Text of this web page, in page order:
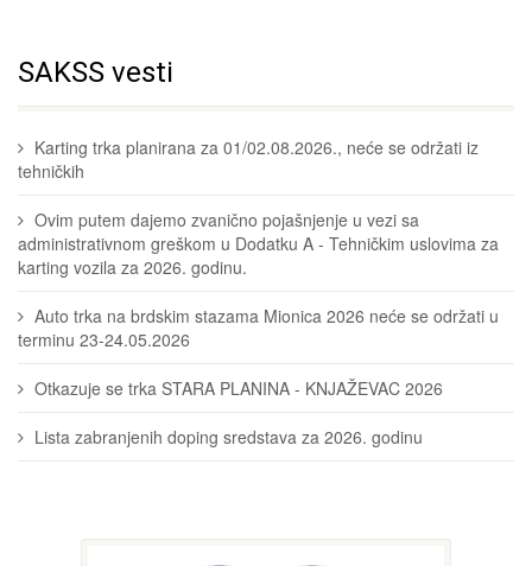
SAKSS vesti
Karting trka planirana za 01/02.08.2026., neće se održati iz
tehničkih
Ovim putem dajemo zvanično pojašnjenje u vezi sa
administrativnom greškom u Dodatku A - Tehničkim uslovima za
karting vozila za 2026. godinu.
Auto trka na brdskim stazama Mionica 2026 neće se održati u
terminu 23-24.05.2026
Otkazuje se trka STARA PLANINA - KNJAŽEVAC 2026
Lista zabranjenih doping sredstava za 2026. godinu